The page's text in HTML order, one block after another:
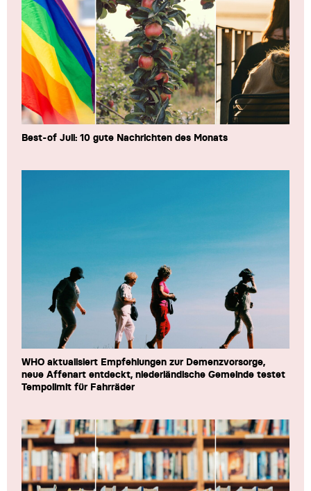
Best-of Juli: 10 gute Nachrichten des Monats
WHO aktualisiert Empfehlungen zur Demenzvorsorge,
neue Affenart entdeckt, niederländische Gemeinde testet
Tempolimit für Fahrräder